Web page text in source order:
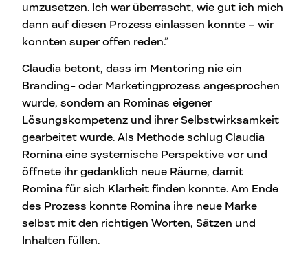
umzusetzen. Ich war überrascht, wie gut ich mich
dann auf diesen Prozess einlassen konnte – wir
konnten super offen reden.”
Claudia betont, dass im Mentoring nie ein
Branding- oder Marketingprozess angesprochen
wurde, sondern an Rominas eigener
Lösungskompetenz und ihrer Selbstwirksamkeit
gearbeitet wurde. Als Methode schlug Claudia
Romina eine systemische Perspektive vor und
öffnete ihr gedanklich neue Räume, damit
Romina für sich Klarheit finden konnte. Am Ende
des Prozess konnte Romina ihre neue Marke
selbst mit den richtigen Worten, Sätzen und
Inhalten füllen.